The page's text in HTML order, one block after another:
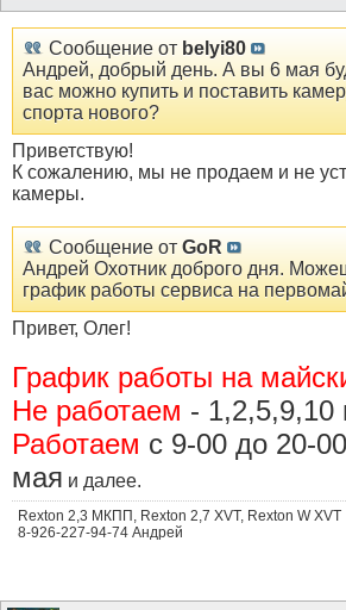
Сообщение от belyi80
Андрей, добрый день. А вы 6 мая
вас можно купить и поставить
спорта нового?
Приветствую!
К сожалению, мы не продаем и не
камеры.
Сообщение от GoR
Андрей Охотник доброго дня.
график работы сервиса на
Привет, Олег!
График работы на
Не работаем - 1,2,5,9,10
Работаем с 9-00 до 20-
мая и далее.
Rexton 2,3 МКПП, Rexton 2,7 XVT, Rexton W XVT
8-926-227-94-74 Андрей